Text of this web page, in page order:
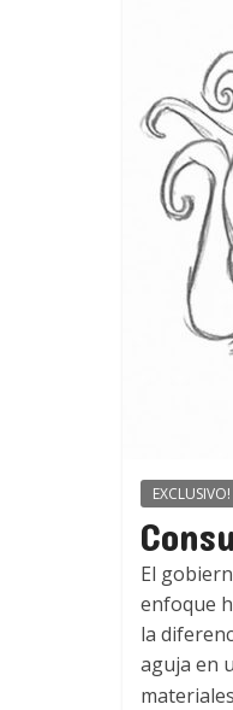
EXCLUSIVO!
El
enfoque
la
aguja en